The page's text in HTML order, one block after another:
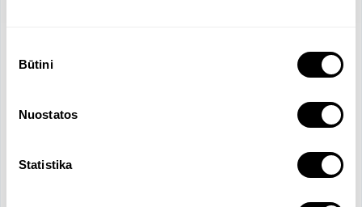
pasirinkimas
Būtini
Nuostatos
Statistika
Location
4 Employees
1338.25 EUR
Lithuanian